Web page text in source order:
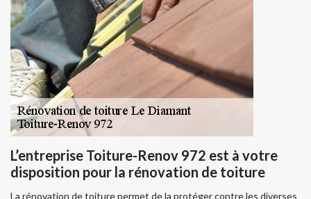
L’entreprise Toiture-Renov 972 est à votre
disposition pour la rénovation de toiture
La rénovation de toiture permet de la protéger contre les diverses